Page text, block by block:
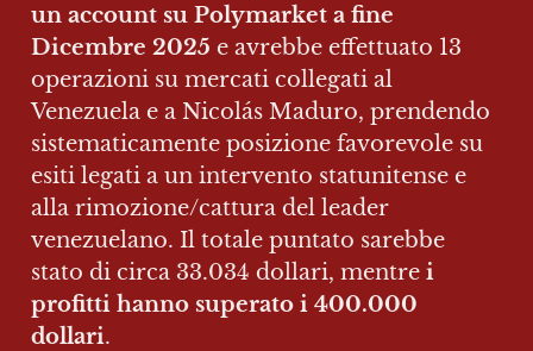
un account su Polymarket a fine
Dicembre 2025 e avrebbe effettuato 13
operazioni su mercati collegati al
Venezuela e a Nicolás Maduro, prendendo
sistematicamente posizione favorevole su
esiti legati a un intervento statunitense e
alla rimozione/cattura del leader
venezuelano. Il totale puntato sarebbe
stato di circa 33.034 dollari, mentre i
profitti hanno superato i 400.000
dollari.